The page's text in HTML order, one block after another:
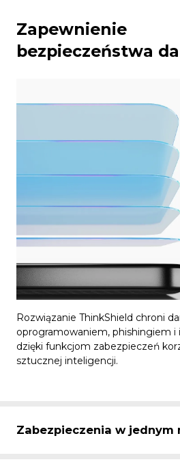
Zapewnienie
bezpieczeństwa
Rozwiązanie ThinkShield chroni
oprogramowaniem, phishingiem i
dzięki funkcjom zabezpieczeń
sztucznej inteligencji.
Zabezpieczenia w jednym